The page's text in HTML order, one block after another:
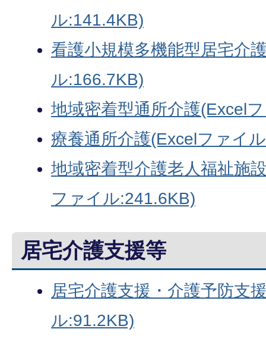
ル:141.4KB)
看護小規模多機能型居宅介
ル:166.7KB)
地域密着型通所介護(Excel
療養通所介護(Excelファイ
地域密着型介護老人福祉施
ファイル:241.6KB)
居宅介護支援等
居宅介護支援・介護予防支
ル:91.2KB)